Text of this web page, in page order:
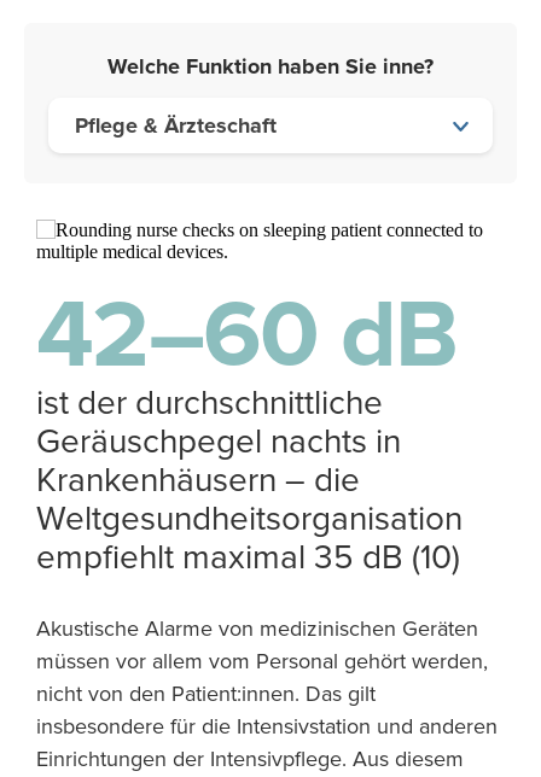
Welche Funktion haben Sie inne?
Pflege & Ärzteschaft
42–60 dB
ist der durchschnittliche
Geräuschpegel nachts in
Krankenhäusern – die
Weltgesundheitsorganisation
empfiehlt maximal 35 dB (10)
Akustische Alarme von medizinischen Geräten
müssen vor allem vom Personal gehört werden,
nicht von den Patient:innen. Das gilt
insbesondere für die Intensivstation und anderen
Einrichtungen der Intensivpflege. Aus diesem